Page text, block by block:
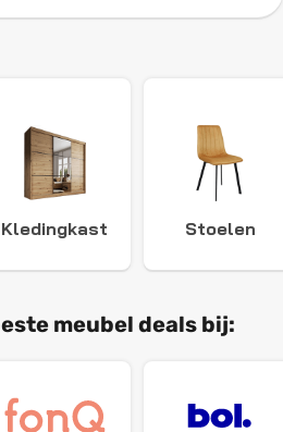
Kledingkast Stoelen
meubel deals bij: